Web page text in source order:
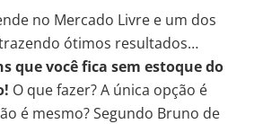
no Mercado Livre e um dos
ótimos resultados…
que você fica sem estoque do
O que fazer? A única opção é
é mesmo? Segundo Bruno de